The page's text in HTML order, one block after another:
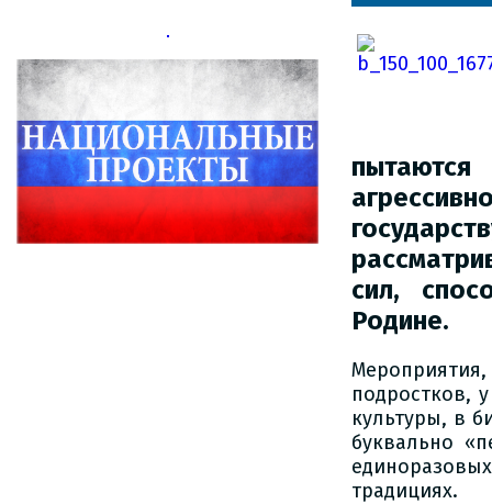
сил,
Родине.
подростков,
культуры, в
буквально
традициях.